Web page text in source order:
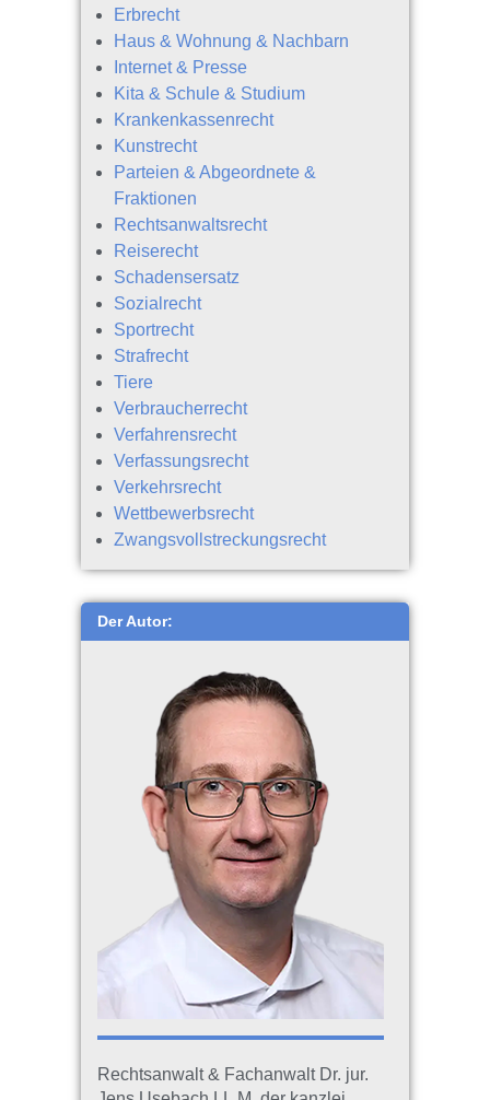
Erbrecht
Haus & Wohnung & Nachbarn
Internet & Presse
Kita & Schule & Studium
Krankenkassenrecht
Kunstrecht
Parteien & Abgeordnete &
Fraktionen
Rechtsanwaltsrecht
Reiserecht
Schadensersatz
Sozialrecht
Sportrecht
Strafrecht
Tiere
Verbraucherrecht
Verfahrensrecht
Verfassungsrecht
Verkehrsrecht
Wettbewerbsrecht
Zwangsvollstreckungsrecht
Der Autor:
Rechtsanwalt & Fachanwalt Dr. jur.